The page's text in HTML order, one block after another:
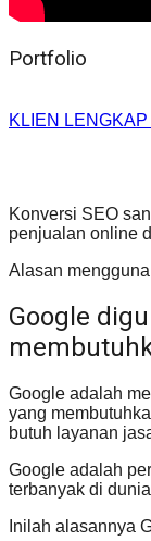
Portfolio
KLIEN LENGKAP
Konversi SEO
penjualan online
Alasan
Google
Google adalah
yang
butuh layanan
Google adalah
terbanyak di
Inilah alasannya